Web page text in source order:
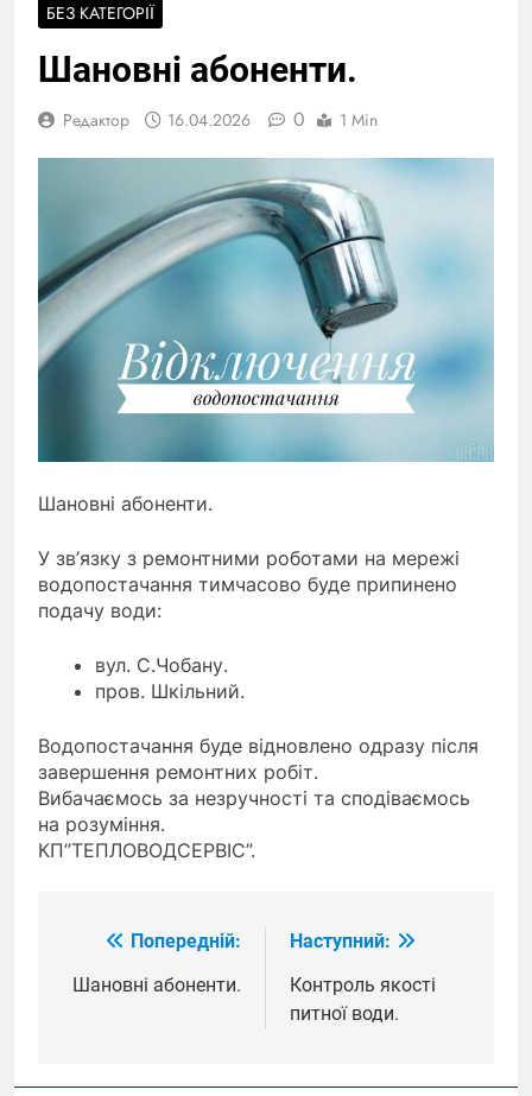
БЕЗ КАТЕГОРІЇ
Шановні абоненти.
Редактор 16.04.2026 0 1 Min
Шановні абоненти.
У зв’язку з ремонтними роботами на мережі
водопостачання тимчасово буде припинено
подачу води:
вул. С.Чобану.
пров. Шкільний.
Водопостачання буде відновлено одразу після
завершення ремонтних робіт.
Вибачаємось за незручності та сподіваємось
на розуміння.
КП”ТЕПЛОВОДСЕРВІС”.
Навігація
записів
Попередній:
Шановні абоненти.
Наступний:
Контроль якості
питної води.